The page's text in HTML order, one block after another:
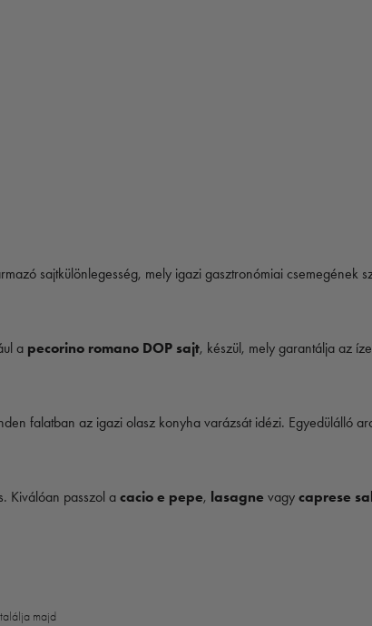
sajtkülönlegesség, mely igazi gasztronómiai csemegének
a pecorino romano DOP sajt, készül, mely garantálja az
falatban az igazi olasz konyha varázsát idézi. Egyedülálló
Kiválóan passzol a cacio e pepe, lasagne vagy caprese
majd